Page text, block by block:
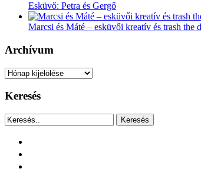
Esküvő: Petra és Gergő
Marcsi és Máté – esküvői kreatív és trash the
Archívum
Archívum
Keresés
Keresés